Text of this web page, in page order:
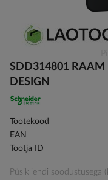
to
the
of
images
gallery
SDD314801 RAAM
DESIGN
Tootekood
EAN
Tootja ID
Püsikliendi soodustusega